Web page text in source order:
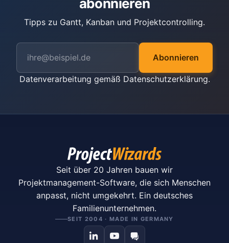
Tipps zu Gantt, Kanban und Projektcontrolling.
Abonnieren
Datenverarbeitung gemäß Datenschutzerklärung.
Seit über 20 Jahren bauen wir
Projektmanagement-Software, die sich Menschen
anpasst, nicht umgekehrt. Ein deutsches
Familienunternehmen.
SEIT 2004 · MADE IN GERMANY